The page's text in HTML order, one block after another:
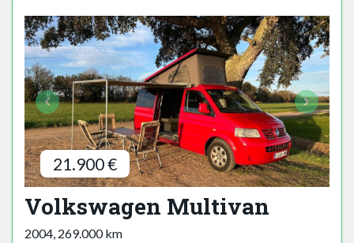
21.900 €
Volkswagen Multivan
2004, 269.000 km